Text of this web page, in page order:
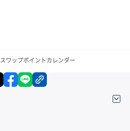
スワップポイントカレンダー
X facebook